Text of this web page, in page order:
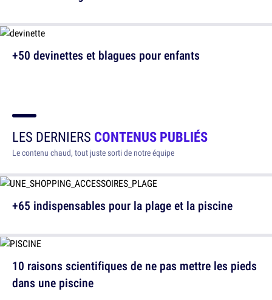
+50 devinettes et blagues pour enfants
LES DERNIERS CONTENUS PUBLIÉS
Le contenu chaud, tout juste sorti de notre équipe
+65 indispensables pour la plage et la piscine
10 raisons scientifiques de ne pas mettre les pieds
dans une piscine